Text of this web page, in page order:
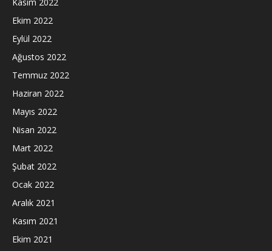
Kasım 2022
Ekim 2022
Eylül 2022
Ağustos 2022
Temmuz 2022
Haziran 2022
Mayıs 2022
Nisan 2022
Mart 2022
Şubat 2022
Ocak 2022
Aralık 2021
Kasım 2021
Ekim 2021